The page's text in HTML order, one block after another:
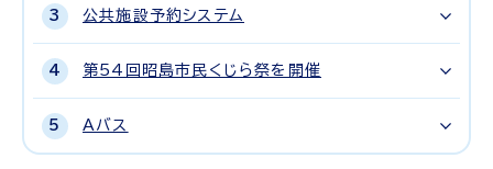
公共施設予約システム
第54回昭島市民くじら祭を開催
Aバス